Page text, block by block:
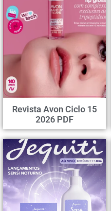
Revista Avon Ciclo 15
2026 PDF